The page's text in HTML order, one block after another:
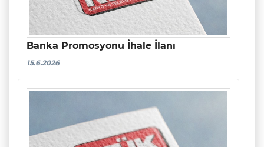
Banka Promosyonu İhale İlanı
15.6.2026